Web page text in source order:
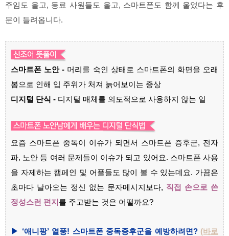
주임도 울고, 동료 사원들도 울고, 스마트폰도 함께 울었다는 후
문이 들려옵니다.
스마트폰 노안 - 머리를 숙인 상태로 스마트폰의 화면을 오래
봄으로 인해 입 주위가 처져 늙어보이는 증상
디지털 단식 - 디지털 매체를 의도적으로 사용하지 않는 일
요즘 스마트폰 중독이 이슈가 되면서 스마트폰 증후군, 전자
파, 노안 등 여러 문제들이 이슈가 되고 있어요. 스마트폰 사용
을 자제하는 캠페인 및 어플들도 많이 볼 수 있는데요. 가끔은
초마다 날아오는 정신 없는 문자메시지보다, 직접 손으로 쓴
정성스런 편지를 주고받는 것은 어떨까요?
▶ ‘애니팡’ 열풍! 스마트폰 중독증후군을 예방하려면? (바로